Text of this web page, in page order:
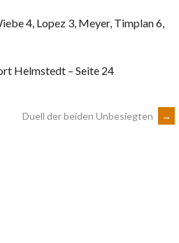
4, Lopez 3, Meyer, Timplan 6,
Helmstedt – Seite 24
Duell der beiden Unbesiegten →